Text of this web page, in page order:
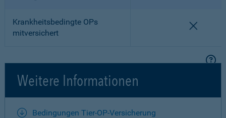
Krankheitsbedingte OPs
mitversichert
Weitere Informationen
Bedingungen Tier-OP-Versicherung